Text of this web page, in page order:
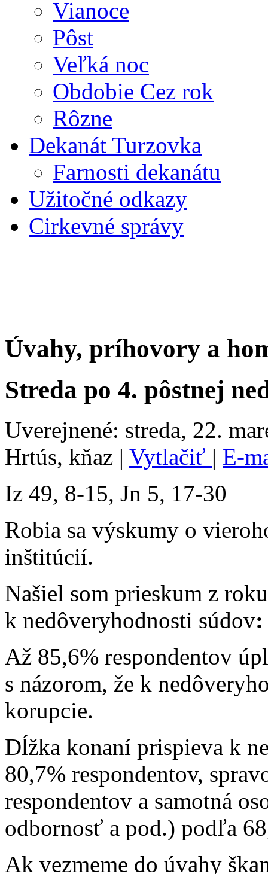
Vianoce
Pôst
Veľká noc
Obdobie Cez rok
Rôzne
Dekanát Turzovka
Farnosti dekanátu
Užitočné odkazy
Cirkevné správy
Úvahy, príhovory a
Streda po 4. pôstnej
Uverejnené: streda, 22.
Hrtús, kňaz | Vytlačiť | E-
Iz 49, 8-15, Jn 5, 17-30
Robia sa výskumy o
inštitúcií.
Našiel som prieskum z
k nedôveryhodnosti súdov:
Až 85,6% respondentov
s názorom, že k
korupcie.
Dĺžka konaní prispieva k
80,7% respondentov,
respondentov a samotná
odbornosť a pod.) podľa
Ak vezmeme do úvahy